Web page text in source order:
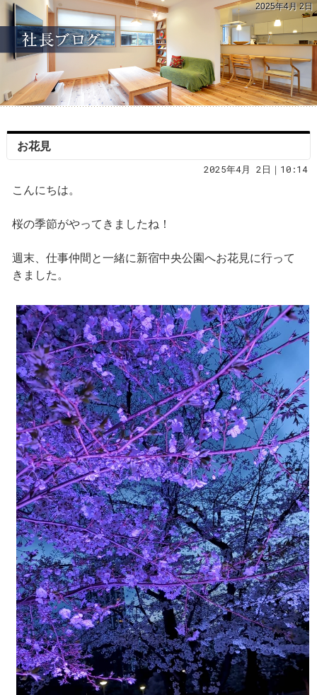
2025年4月 2日
お花見
2025年4月 2日｜10:14
こんにちは。
桜の季節がやってきましたね！
週末、仕事仲間と一緒に新宿中央公園へお花見に行って
きました。